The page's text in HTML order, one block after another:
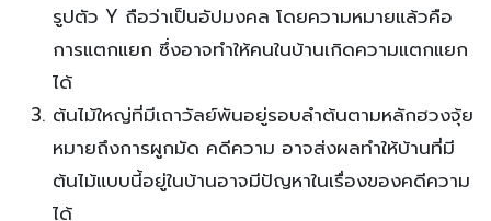
รูปตัว Y ถือว่าเป็นอัปมงคล โดยความหมายแล้วคือ
การแตกแยก ซึ่งอาจทำให้คนในบ้านเกิดความแตกแยก
ได้
ต้นไม้ใหญ่ที่มีเถาวัลย์พันอยู่รอบลำต้นตามหลักฮวงจุ้ย
หมายถึงการผูกมัด คดีความ อาจส่งผลทำให้บ้านที่มี
ต้นไม้แบบนี้อยู่ในบ้านอาจมีปัญหาในเรื่องของคดีความ
ได้